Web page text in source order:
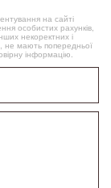
на сайті
особистих рахунків,
некоректних і
не мають попередньої
інформацію.